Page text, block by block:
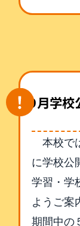
９月学
本校で
に学校公
学習・学
ようご案
期間中の